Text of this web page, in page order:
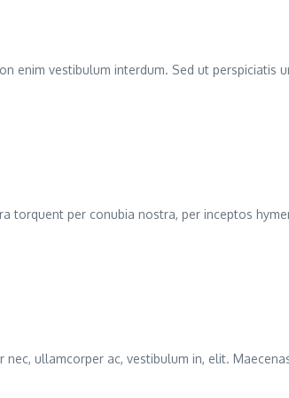
enim vestibulum interdum. Sed ut perspiciatis
torquent per conubia nostra, per inceptos
ullamcorper ac, vestibulum in, elit.